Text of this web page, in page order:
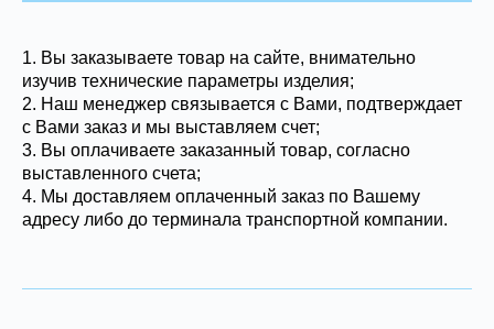
1. Вы заказываете товар на сайте, внимательно
изучив технические параметры изделия;
2. Наш менеджер связывается с Вами, подтверждает
с Вами заказ и мы выставляем счет;
3. Вы оплачиваете заказанный товар, согласно
выставленного счета;
4. Мы доставляем оплаченный заказ по Вашему
адресу либо до терминала транспортной компании.